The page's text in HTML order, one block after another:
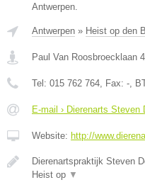
Antwerpen.
Antwerpen » Heist op den
Paul Van Roosbroecklaan
Tel: 015 762 764 , Fax: - ,
E-mail › Dierenarts Steven
Website: http://
Dierenartspraktijk Steven
Heist op ▼